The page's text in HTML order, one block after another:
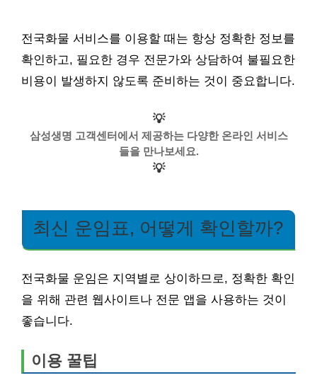
전국화물 서비스를 이용할 때는 항상 정확한 정보를
확인하고, 필요한 경우 전문가와 상담하여 불필요한
비용이 발생하지 않도록 준비하는 것이 중요합니다.
💡
삼성생명 고객센터에서 제공하는 다양한 온라인 서비스
들을 만나보세요.
💡
최신 운임표, 어떻게 확인할까?
전국화물 운임은 지역별로 상이하므로, 정확한 확인
을 위해 관련 웹사이트나 전문 앱을 사용하는 것이
좋습니다.
이용 꿀팁